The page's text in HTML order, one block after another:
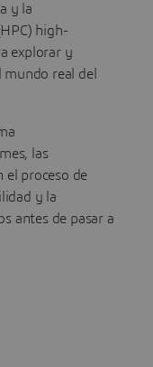
y la
high-
explorar y
real del
las
el proceso de
y la
antes de pasar a